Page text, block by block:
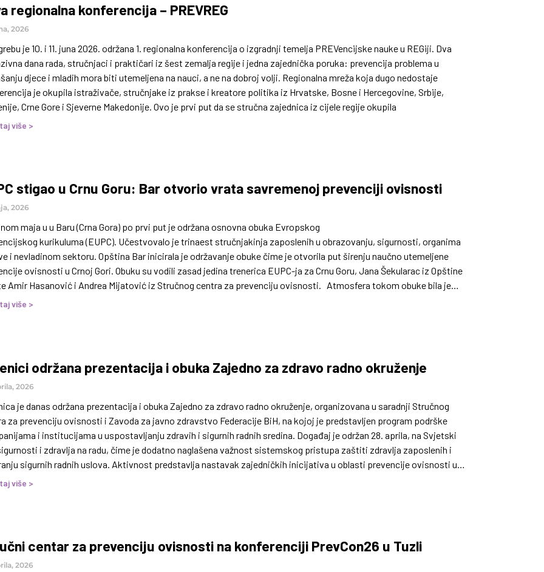
regionalna konferencija – PREVREG
2026
je 10. i 11. juna 2026. održana 1. regionalna konferencija o izgradnji temelja PREVencijske nauke u REGiji. Dva
dana rada, stručnjaci i praktičari iz šest zemalja regije i jedna zajednička poruka: prevencija problema u
djece i mladih mora biti utemeljena na nauci, a ne na dobroj volji. Regionalna mreža koja dugo nedostaje
je okupila istraživače, stručnjake iz prakse i kreatore politika iz Hrvatske, Bosne i Hercegovine, Srbije,
Crne Gore i Sjeverne Makedonije. Ovo je prvi put da se stručna zajednica iz cijele regije okupila
više >
stigao u Crnu Goru: Bar otvorio vrata savremenoj prevenciji ovisnosti
2026
maja u u Baru (Crna Gora) po prvi put je održana osnovna obuka Evropskog
kurikuluma (EUPC). Učestvovalo je trinaest stručnjakinja zaposlenih u obrazovanju, sigurnosti, organima
i nevladinom sektoru. Opština Bar inicirala je održavanje obuke čime je otvorila put širenju naučno utemeljene
ovisnosti u Crnoj Gori. Obuku su vodili zasad jedina trenerica EUPC-ja za Crnu Goru, Jana Šekularac iz Opštine
Amir Hasanović i Andrea Mijatović iz Stručnog centra za prevenciju ovisnosti. Atmosfera tokom obuke bila je
motivirajuća i interaktivna, a aktivno učešće i otvorenost grupe dodatno su doprinijeli kvaliteti rada i
više >
održana prezentacija i obuka Zajedno za zdravo radno okruženje
2026
je danas održana prezentacija i obuka Zajedno za zdravo radno okruženje, organizovana u saradnji Stručnog
za prevenciju ovisnosti i Zavoda za javno zdravstvo Federacije BiH, na kojoj je predstavljen program podrške
i institucijama u uspostavljanju zdravih i sigurnih radnih sredina. Događaj je održan 28. aprila, na Svjetski
i zdravlja na radu, čime je dodatno naglašena važnost sistemskog pristupa zaštiti zdravlja zaposlenih i
sigurnih radnih uslova. Aktivnost predstavlja nastavak zajedničkih inicijativa u oblasti prevencije ovisnosti u
okruženju. Prezentacija i obuka okupile su učesnice
više >
centar za prevenciju ovisnosti na konferenciji PrevCon26 u Tuzli
2026